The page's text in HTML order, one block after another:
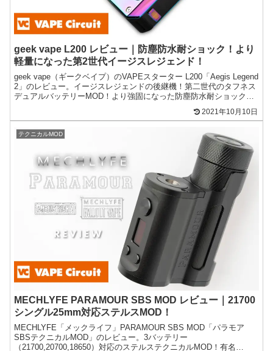
geek vape L200 レビュー｜防塵防水耐ショック！より
軽量になった第2世代イージスレジェンド！
geek vape（ギークベイプ）のVAPEスターター L200「Aegis Legend
2」のレビュー。イージスレジェンドの後継機！第二世代のタフネス
デュアルバッテリーMOD！より強固になった防塵防水耐ショック性
2021年10月10日
テクニカルMOD
MECHLYFE PARAMOUR SBS MOD レビュー｜21700
シングル25mm対応ステルスMOD！
MECHLYFE「メックライフ」PARAMOUR SBS MOD「パラモア
SBSテクニカルMOD」のレビュー。3バッテリー
（21700,20700,18650）対応のステルステクニカルMOD！有名